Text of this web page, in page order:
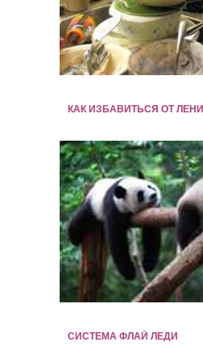
КАК ИЗБАВИТЬСЯ ОТ ЛЕНИ
СИСТЕМА ФЛАЙ ЛЕДИ